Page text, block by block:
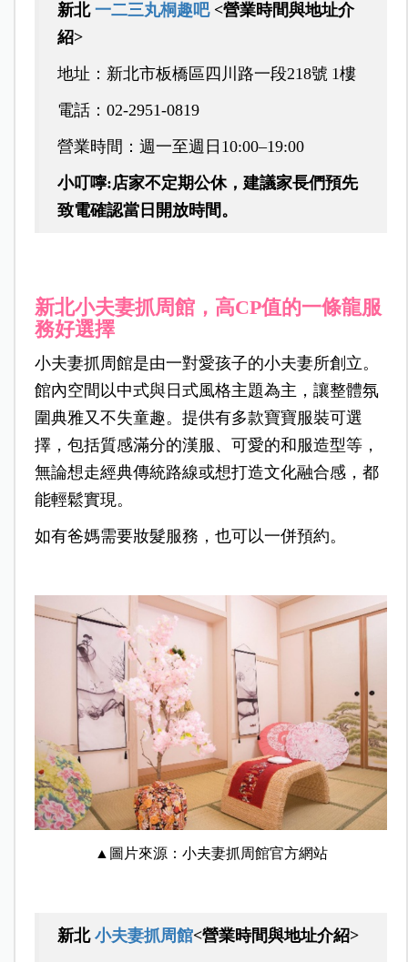
新北 一二三丸桐趣吧 <營業時間與地址介
紹>
地址：新北市板橋區四川路一段218號 1樓
電話：02-2951-0819
營業時間：週一至週日10:00–19:00
小叮嚀:店家不定期公休，建議家長們預先
致電確認當日開放時間。
新北小夫妻抓周館，高CP值的一條龍服
務好選擇
小夫妻抓周館是由一對愛孩子的小夫妻所創立。
館內空間以中式與日式風格主題為主，讓整體氛
圍典雅又不失童趣。提供有多款寶寶服裝可選
擇，包括質感滿分的漢服、可愛的和服造型等，
無論想走經典傳統路線或想打造文化融合感，都
能輕鬆實現。
如有爸媽需要妝髮服務，也可以一併預約。
▲圖片來源：小夫妻抓周館官方網站
新北 小夫妻抓周館<營業時間與地址介紹>